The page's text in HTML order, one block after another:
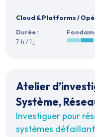
Cloud & Platforms/
Durée :
7 h / 1 j
Atelier
Système,
Investiguer pour
systèmes